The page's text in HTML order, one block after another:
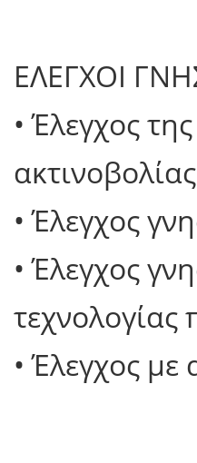
ΕΛΕΓΧΟΙ
• Έλεγχος
• Έλεγχος
• Έλεγχος
τεχνολογίας
• Έλεγχος